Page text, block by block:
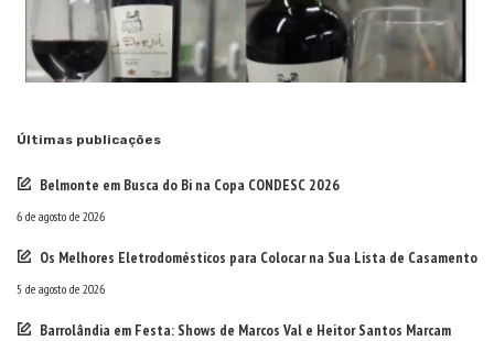
Últimas publicações
Belmonte em Busca do Bi na Copa CONDESC 2026
6 de agosto de 2026
Os Melhores Eletrodomésticos para Colocar na Sua Lista de Casamento
5 de agosto de 2026
Barrolândia em Festa: Shows de Marcos Val e Heitor Santos Marcam